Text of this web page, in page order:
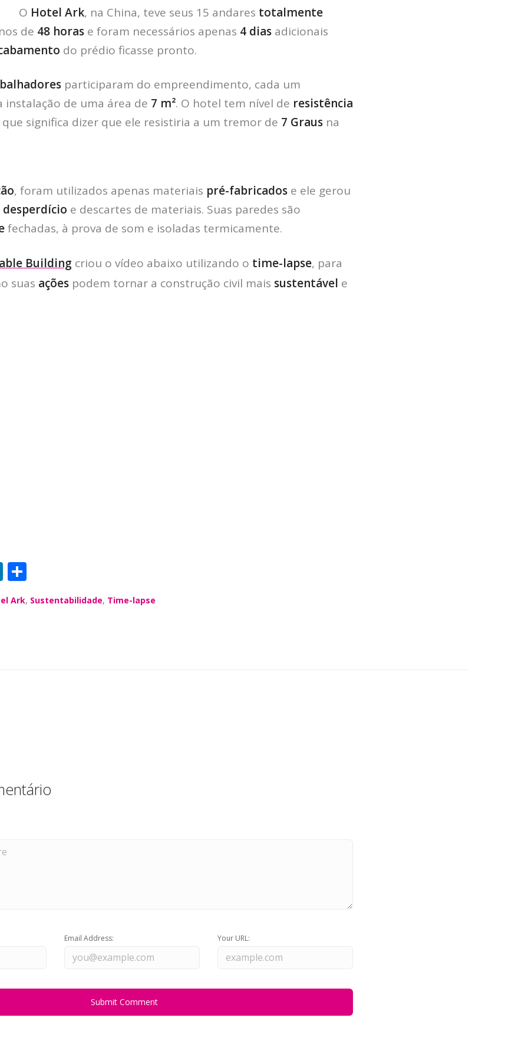
O Hotel Ark, na China, teve seus 15 andares totalmente
de 48 horas e foram necessários apenas 4 dias adicionais
do prédio ficasse pronto.
participaram do empreendimento, cada um
instalação de uma área de 7 m². O hotel tem nível de resistência
significa dizer que ele resistiria a um tremor de 7 Graus na
, foram utilizados apenas materiais pré-fabricados e ele gerou
desperdício e descartes de materiais. Suas paredes são
fechadas, à prova de som e isoladas termicamente.
Building criou o vídeo abaixo utilizando o time-lapse, para
suas ações podem tornar a construção civil mais sustentável e
Li
n
k a
Ark, Sustentabilidade, Time-lapse
Email Address: Your URL: